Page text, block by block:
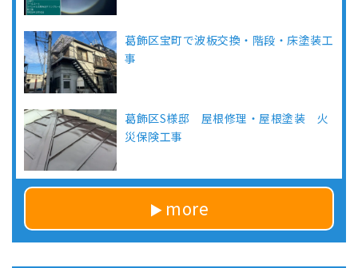
葛飾区宝町で波板交換・階段・床塗装工
事
葛飾区S様邸 屋根修理・屋根塗装 火
災保険工事
more